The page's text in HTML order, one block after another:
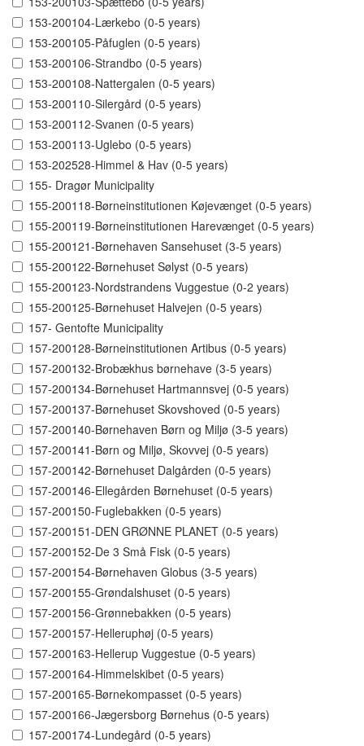
153-200104-Lærkebo (0-5 years)
153-200105-Påfuglen (0-5 years)
153-200106-Strandbo (0-5 years)
153-200108-Nattergalen (0-5 years)
153-200110-Silergård (0-5 years)
153-200112-Svanen (0-5 years)
153-200113-Uglebo (0-5 years)
153-202528-Himmel & Hav (0-5 years)
155- Dragør Municipality
155-200118-Børneinstitutionen Køjevænget (0-5 years)
155-200119-Børneinstitutionen Harevænget (0-5 years)
155-200121-Børnehaven Sansehuset (3-5 years)
155-200122-Børnehuset Sølyst (0-5 years)
155-200123-Nordstrandens Vuggestue (0-2 years)
155-200125-Børnehuset Halvejen (0-5 years)
157- Gentofte Municipality
157-200128-Børneinstitutionen Artibus (0-5 years)
157-200132-Brobækhus børnehave (3-5 years)
157-200134-Børnehuset Hartmannsvej (0-5 years)
157-200137-Børnehuset Skovshoved (0-5 years)
157-200140-Børnehaven Børn og Miljø (3-5 years)
157-200141-Børn og Miljø, Skovvej (0-5 years)
157-200142-Børnehuset Dalgården (0-5 years)
157-200146-Ellegården Børnehuset (0-5 years)
157-200150-Fuglebakken (0-5 years)
157-200151-DEN GRØNNE PLANET (0-5 years)
157-200152-De 3 Små Fisk (0-5 years)
157-200154-Børnehaven Globus (3-5 years)
157-200155-Grøndalshuset (0-5 years)
157-200156-Grønnebakken (0-5 years)
157-200157-Helleruphøj (0-5 years)
157-200163-Hellerup Vuggestue (0-5 years)
157-200164-Himmelskibet (0-5 years)
157-200165-Børnekompasset (0-5 years)
157-200166-Jægersborg Børnehus (0-5 years)
157-200174-Lundegård (0-5 years)